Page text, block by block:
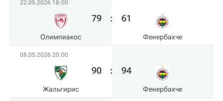
22.05.2026 18:00
Олимпиакос
79 : 61
Фенербахче
08.05.2026 20:00
Жальгирис
90 : 94
Фенербахче